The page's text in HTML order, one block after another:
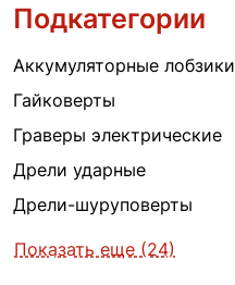
Подкатегории
Аккумуляторные лобзики
Гайковерты
Граверы электрические
Дрели ударные
Дрели-шуруповерты
Показать еще (24)